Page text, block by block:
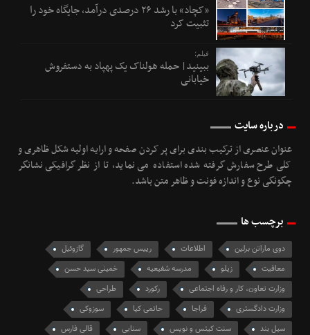
«کچاد» با رشد ۲۶ درصدی درآمد، جایگاه خود را
تثبیت کرد
فیلم؛
ببینید| حمله هولناک یک پهپاد به دستفروش
خیابانی
درباره سایت
عنوان عنصری از ترکیب بندی برای پر کردن صفحه و ارایه اولیه شکل ظاهری و
کلی طرح سفارش گرفته شده استفاده می نماید، تا از نظر گرافیکی نشانگر
چگونگی نوع و اندازه فونت و ظاهر متن باشد.
برچسب ها
دوی ماراتن برلین اطلاعات رییس جمهور
گازوئیل
معافیت
زیلو مدرسه شفیعیه
خمینی سید حسن
وزارت تعاون، کار و رفاه اجتماعی
رکورد
طراحی
وزارت دادگستری
فراجا حاتمی کیا
سوزوکی
سیل بند
سنت کیتس و نویس سنایی قالی فارس